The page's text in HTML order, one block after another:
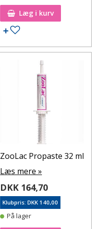
Læg i kurv
Tilføj til ønskeseddel
ZooLac Propaste 32 ml
Læs mere »
DKK 164,70
Klubpris: DKK 140,00
På lager